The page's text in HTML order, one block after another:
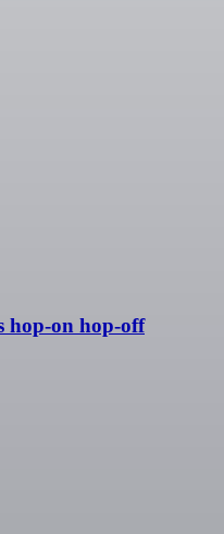
hop-on hop-off